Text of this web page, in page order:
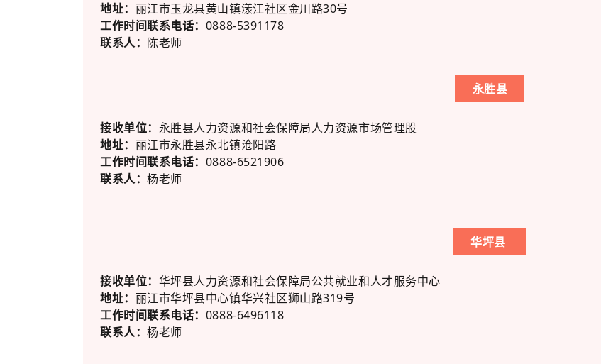
地址： 丽江市玉龙县黄山镇漾江社区金川路30号
工作时间联系电话： 0888-5391178
联系人： 陈老师
永胜县
接收单位： 永胜县人力资源和社会保障局人力资源市场管理股
地址： 丽江市永胜县永北镇沧阳路
工作时间联系电话： 0888-6521906
联系人：杨老师
华坪县
接收单位： 华坪县人力资源和社会保障局公共就业和人才服务中心
地址： 丽江市华坪县中心镇华兴社区狮山路319号
工作时间联系电话： 0888-6496118
联系人：杨老师